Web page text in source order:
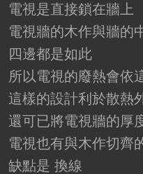
電視是直接鎖在牆上
電視牆的木作與牆的
四邊都是如此
所以電視的廢熱會依
這樣的設計利於散熱
還可已將電視牆的厚
電視也有與木作切齊
缺點是 換線